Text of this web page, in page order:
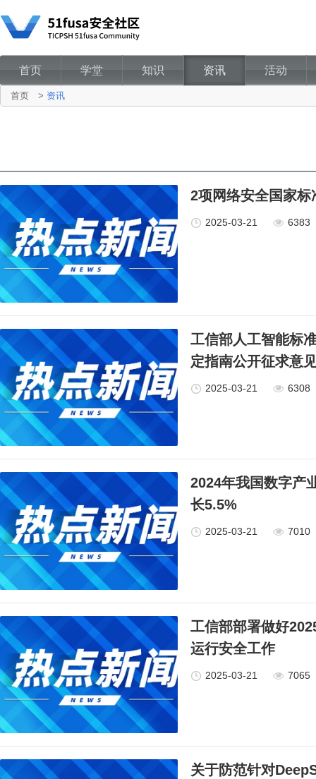
首页 学堂 知识 资讯 活动
首页 > 资讯
2项网络安全国家标
2025-03-21 6383
工信部人工智能标
定指南公开征求意
2025-03-21 6308
2024年我国数字产
长5.5%
2025-03-21 7010
工信部部署做好
运行安全工作
2025-03-21 7065
关于防范针对